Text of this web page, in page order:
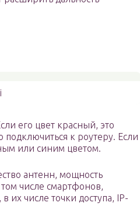
его цвет красный, это
к роутеру. Если
или синим цветом.
антенн, мощность
числе смартфонов,
их числе точки доступа, IP-